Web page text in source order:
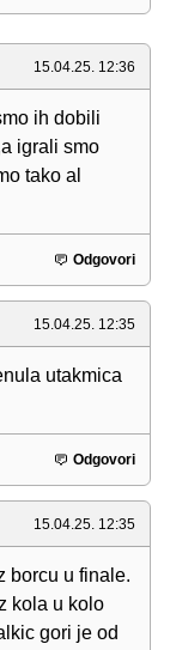
15.04.25. 12:36
ih dobili
igrali smo
tako al
Odgovori
15.04.25. 12:35
utakmica
Odgovori
15.04.25. 12:35
borcu u finale.
kola u kolo
gori je od